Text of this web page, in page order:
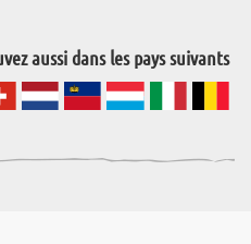
aussi dans les pays suivants